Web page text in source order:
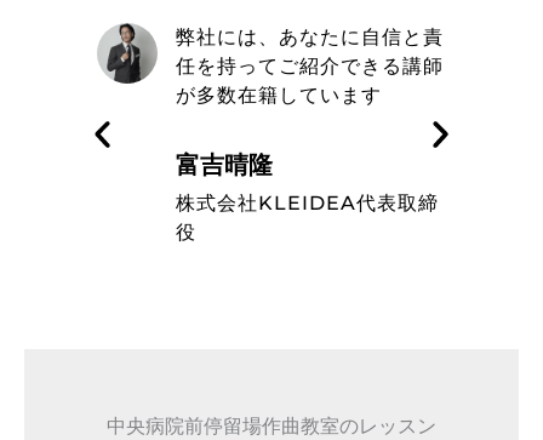
取材を通してトミヨシ作曲教
室の信念や在籍しているミュ
ージシャンのレベルの高さを
藤波辰爾
タレント
中央病院前停留場作曲教室のレッスン